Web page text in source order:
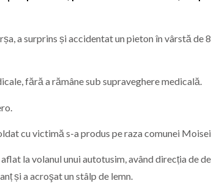
a surprins și accidentat un pieton în vârstă de
fără a rămâne sub supraveghere medicală.
cu victimă s-a produs pe raza comunei
la volanul unui autotusim, având direcția de
și a acroşat un stâlp de lemn.